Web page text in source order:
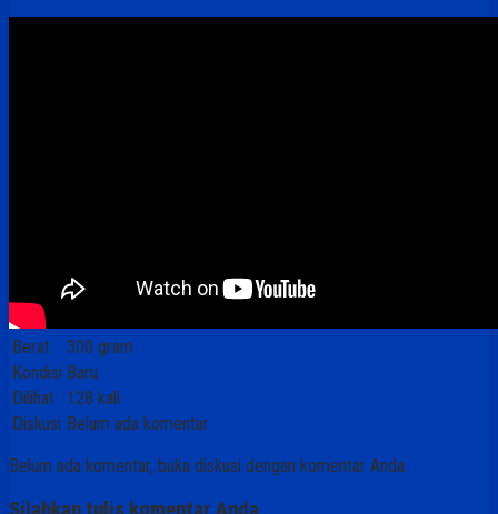
Berat
300 gram
Kondisi Baru
Dilihat
128 kali
Diskusi Belum ada komentar
Belum ada komentar, buka diskusi dengan komentar Anda.
Silahkan tulis komentar Anda